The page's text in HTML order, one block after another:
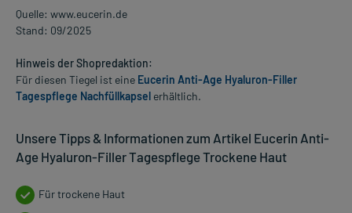
Quelle: www.eucerin.de
Stand: 09/2025
Hinweis der Shopredaktion:
Für diesen Tiegel ist eine Eucerin Anti-Age Hyaluron-Filler
Tagespflege Nachfüllkapsel erhältlich.
Unsere Tipps & Informationen zum Artikel Eucerin Anti-
Age Hyaluron-Filler Tagespflege Trockene Haut
Für trockene Haut